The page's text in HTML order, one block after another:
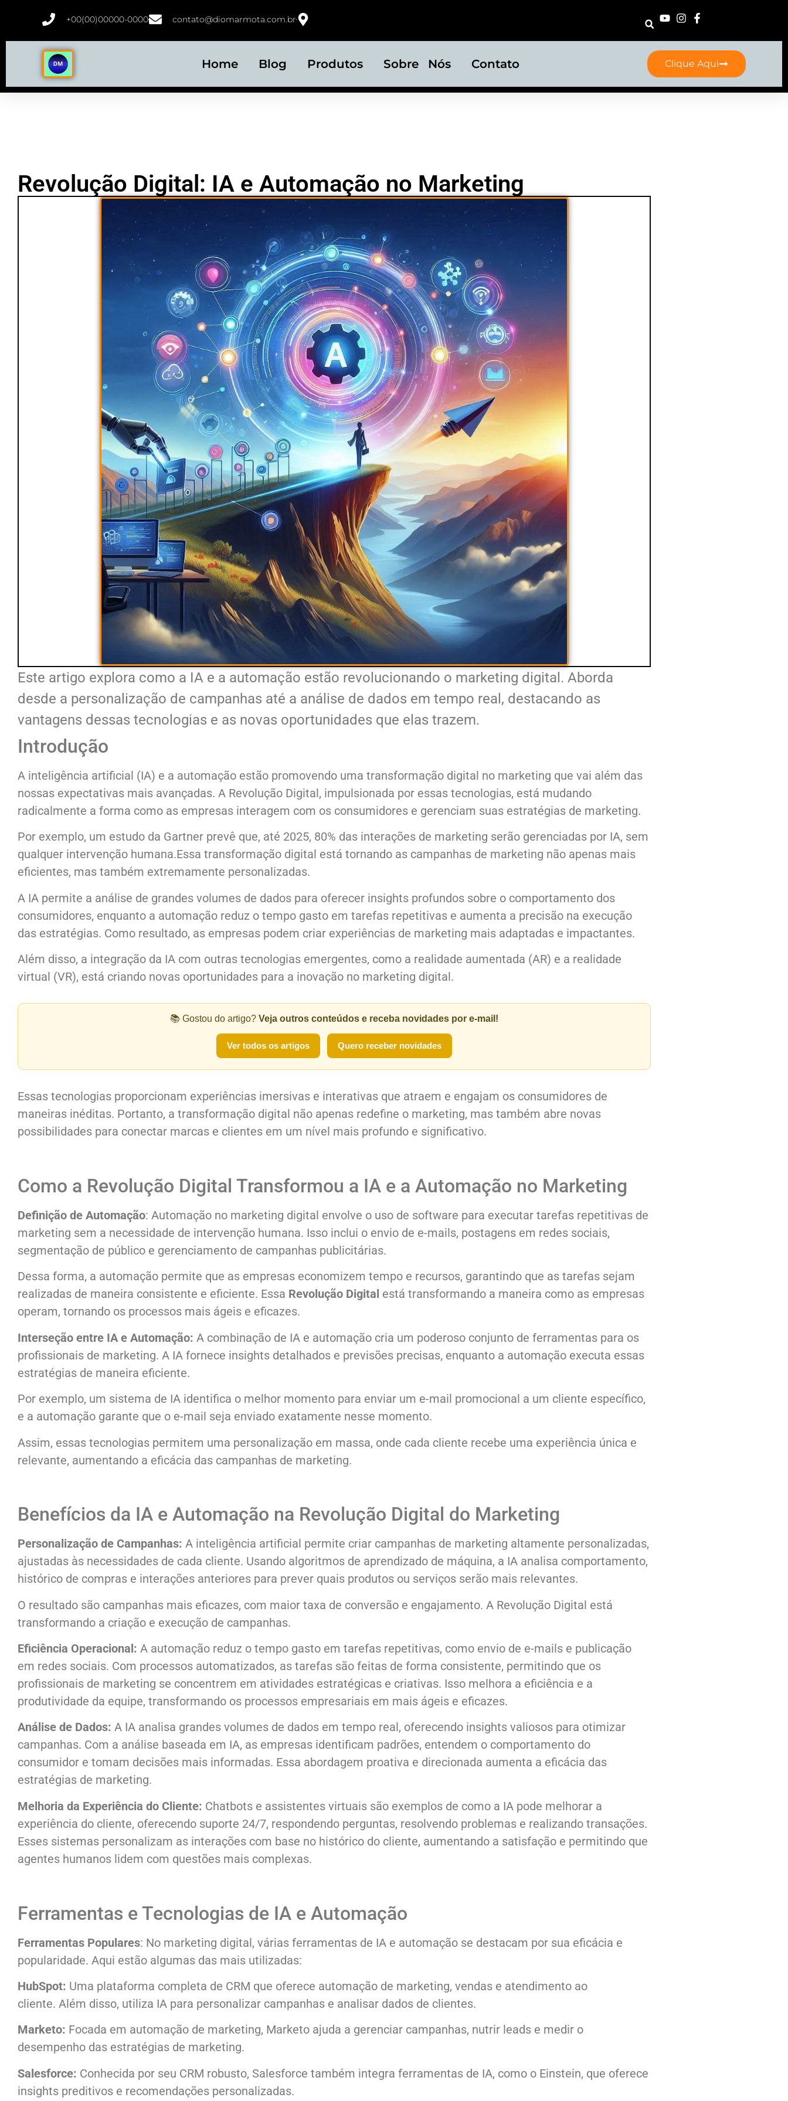
+00(00)00000-0000 contato@diomarmota.com.br
Home Blog Produtos Sobre Nós Contato Clique Aqui
Revolução Digital: IA e Automação no Marketing
Este artigo explora como a IA e a automação estão revolucionando o marketing digital. Aborda
desde a personalização de campanhas até a análise de dados em tempo real, destacando as
vantagens dessas tecnologias e as novas oportunidades que elas trazem.
Introdução
A inteligência artificial (IA) e a automação estão promovendo uma transformação digital no marketing que vai além das
nossas expectativas mais avançadas. A Revolução Digital, impulsionada por essas tecnologias, está mudando
radicalmente a forma como as empresas interagem com os consumidores e gerenciam suas estratégias de marketing.
Por exemplo, um estudo da Gartner prevê que, até 2025, 80% das interações de marketing serão gerenciadas por IA, sem
qualquer intervenção humana.Essa transformação digital está tornando as campanhas de marketing não apenas mais
eficientes, mas também extremamente personalizadas.
A IA permite a análise de grandes volumes de dados para oferecer insights profundos sobre o comportamento dos
consumidores, enquanto a automação reduz o tempo gasto em tarefas repetitivas e aumenta a precisão na execução
das estratégias. Como resultado, as empresas podem criar experiências de marketing mais adaptadas e impactantes.
Além disso, a integração da IA com outras tecnologias emergentes, como a realidade aumentada (AR) e a realidade
virtual (VR), está criando novas oportunidades para a inovação no marketing digital.
📚 Gostou do artigo? Veja outros conteúdos e receba novidades por e-mail!
Ver todos os artigos Quero receber novidades
Essas tecnologias proporcionam experiências imersivas e interativas que atraem e engajam os consumidores de
maneiras inéditas. Portanto, a transformação digital não apenas redefine o marketing, mas também abre novas
possibilidades para conectar marcas e clientes em um nível mais profundo e significativo.
Como a Revolução Digital Transformou a IA e a Automação no Marketing
Definição de Automação: Automação no marketing digital envolve o uso de software para executar tarefas repetitivas de
marketing sem a necessidade de intervenção humana. Isso inclui o envio de e-mails, postagens em redes sociais,
segmentação de público e gerenciamento de campanhas publicitárias.
Dessa forma, a automação permite que as empresas economizem tempo e recursos, garantindo que as tarefas sejam
realizadas de maneira consistente e eficiente. Essa Revolução Digital está transformando a maneira como as empresas
operam, tornando os processos mais ágeis e eficazes.
Interseção entre IA e Automação: A combinação de IA e automação cria um poderoso conjunto de ferramentas para os
profissionais de marketing. A IA fornece insights detalhados e previsões precisas, enquanto a automação executa essas
estratégias de maneira eficiente.
Por exemplo, um sistema de IA identifica o melhor momento para enviar um e-mail promocional a um cliente específico,
e a automação garante que o e-mail seja enviado exatamente nesse momento.
Assim, essas tecnologias permitem uma personalização em massa, onde cada cliente recebe uma experiência única e
relevante, aumentando a eficácia das campanhas de marketing.
Benefícios da IA e Automação na Revolução Digital do Marketing
Personalização de Campanhas: A inteligência artificial permite criar campanhas de marketing altamente personalizadas,
ajustadas às necessidades de cada cliente. Usando algoritmos de aprendizado de máquina, a IA analisa comportamento,
histórico de compras e interações anteriores para prever quais produtos ou serviços serão mais relevantes.
O resultado são campanhas mais eficazes, com maior taxa de conversão e engajamento. A Revolução Digital está
transformando a criação e execução de campanhas.
Eficiência Operacional: A automação reduz o tempo gasto em tarefas repetitivas, como envio de e-mails e publicação
em redes sociais. Com processos automatizados, as tarefas são feitas de forma consistente, permitindo que os
profissionais de marketing se concentrem em atividades estratégicas e criativas. Isso melhora a eficiência e a
produtividade da equipe, transformando os processos empresariais em mais ágeis e eficazes.
Análise de Dados: A IA analisa grandes volumes de dados em tempo real, oferecendo insights valiosos para otimizar
campanhas. Com a análise baseada em IA, as empresas identificam padrões, entendem o comportamento do
consumidor e tomam decisões mais informadas. Essa abordagem proativa e direcionada aumenta a eficácia das
estratégias de marketing.
Melhoria da Experiência do Cliente: Chatbots e assistentes virtuais são exemplos de como a IA pode melhorar a
experiência do cliente, oferecendo suporte 24/7, respondendo perguntas, resolvendo problemas e realizando transações.
Esses sistemas personalizam as interações com base no histórico do cliente, aumentando a satisfação e permitindo que
agentes humanos lidem com questões mais complexas.
Ferramentas e Tecnologias de IA e Automação
Ferramentas Populares: No marketing digital, várias ferramentas de IA e automação se destacam por sua eficácia e
popularidade. Aqui estão algumas das mais utilizadas:
HubSpot: Uma plataforma completa de CRM que oferece automação de marketing, vendas e atendimento ao
cliente. Além disso, utiliza IA para personalizar campanhas e analisar dados de clientes.
Marketo: Focada em automação de marketing, Marketo ajuda a gerenciar campanhas, nutrir leads e medir o
desempenho das estratégias de marketing.
Salesforce: Conhecida por seu CRM robusto, Salesforce também integra ferramentas de IA, como o Einstein, que oferece
insights preditivos e recomendações personalizadas.